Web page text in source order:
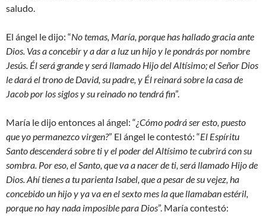
saludo.
El ángel le dijo: “No temas, María, porque has hallado gracia ante
Dios. Vas a concebir y a dar a luz un hijo y le pondrás por nombre
Jesús. Él será grande y será llamado Hijo del Altísimo; el Señor Dios
le dará el trono de David, su padre, y Él reinará sobre la casa de
Jacob por los siglos y su reinado no tendrá fin”.
María le dijo entonces al ángel: “¿Cómo podrá ser esto, puesto
que yo permanezco virgen?” El ángel le contestó: “El Espíritu
Santo descenderá sobre ti y el poder del Altísimo te cubrirá con su
sombra. Por eso, el Santo, que va a nacer de ti, será llamado Hijo de
Dios. Ahí tienes a tu parienta Isabel, que a pesar de su vejez, ha
concebido un hijo y ya va en el sexto mes la que llamaban estéril,
porque no hay nada imposible para Dios”. María contestó: